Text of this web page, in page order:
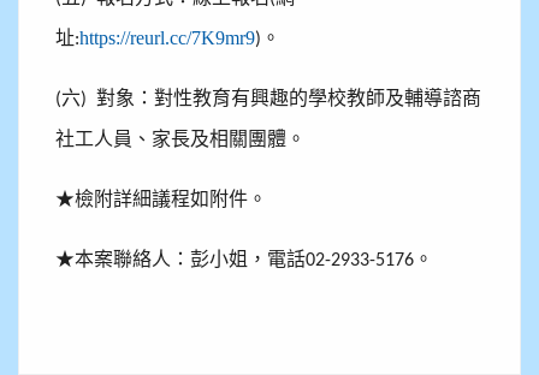
址:https://reurl.cc/7K9mr9) 。
(六) 對象：對性教育有興趣的學校教師及輔導諮商
社工人員、家長及相關團體。
★檢附詳細議程如附件。
★本案聯絡人：彭小姐，電話02-2933-5176 。